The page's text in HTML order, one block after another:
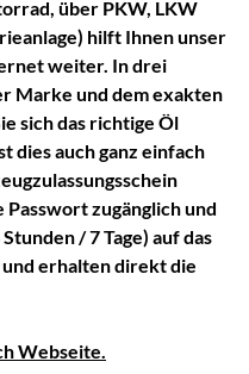
über PKW, LKW
hilft Ihnen unser
weiter. In drei
Marke und dem exakten
sich das richtige Öl
dies auch ganz einfach
zugänglich und
/ 7 Tage) auf das
erhalten direkt die
Webseite.